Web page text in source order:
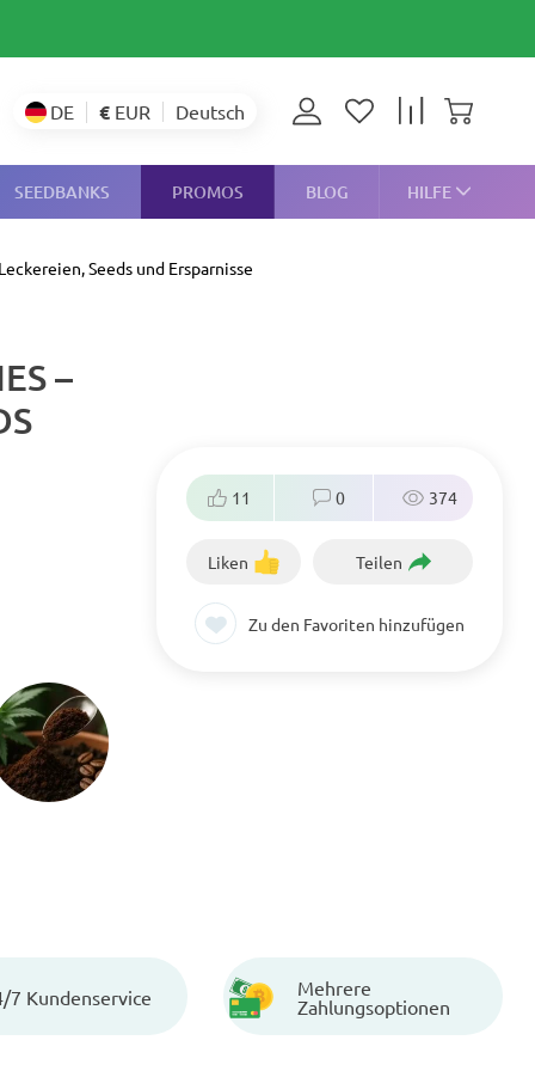
DE € EUR Deutsch
SEEDBANKS PROMOS BLOG HILFE
Seeds und Ersparnisse
–
11 0 374
Liken Teilen
Zu den Favoriten hinzufügen
7 Kundenservice
Mehrere
Zahlungsoptionen